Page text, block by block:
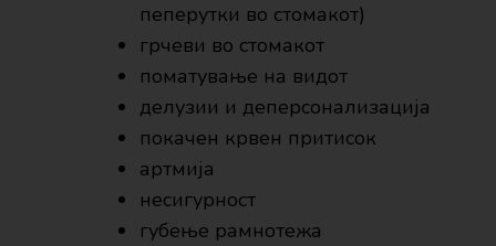
пеперутки во стомакот)
грчеви во стомакот
поматување на видот
делузии и деперсонализација
покачен крвен притисок
артмија
несигурност
губење рамнотежа